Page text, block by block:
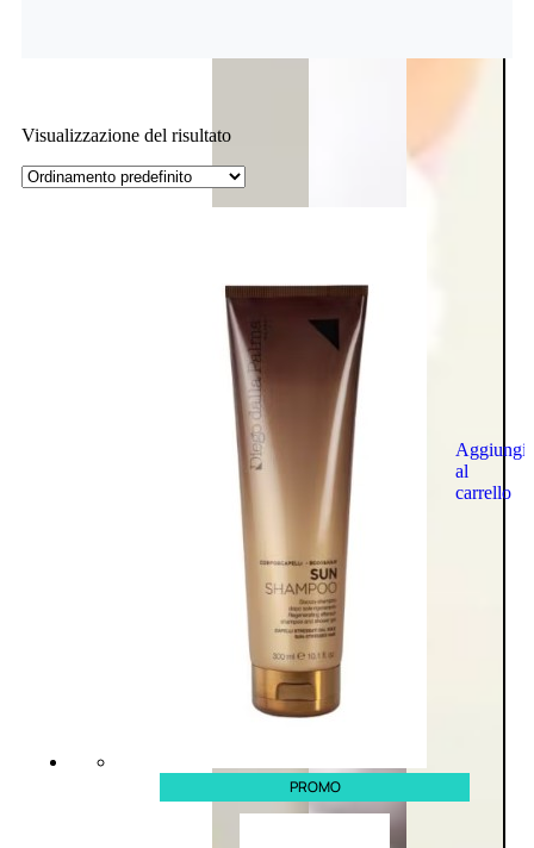
Aggiungi
al
carrello
Visualizzazione del risultato
PROMO